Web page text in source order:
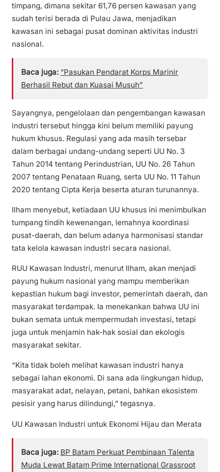
timpang, dimana sekitar 61,76 persen kawasan yang
sudah terisi berada di Pulau Jawa, menjadikan
kawasan ini sebagai pusat dominan aktivitas industri
nasional.
Baca juga: “Pasukan Pendarat Korps Marinir
Berhasil Rebut dan Kuasai Musuh”
Sayangnya, pengelolaan dan pengembangan kawasan
industri tersebut hingga kini belum memiliki payung
hukum khusus. Regulasi yang ada masih tersebar
dalam berbagai undang-undang seperti UU No. 3
Tahun 2014 tentang Perindustrian, UU No. 26 Tahun
2007 tentang Penataan Ruang, serta UU No. 11 Tahun
2020 tentang Cipta Kerja beserta aturan turunannya.
Ilham menyebut, ketiadaan UU khusus ini menimbulkan
tumpang tindih kewenangan, lemahnya koordinasi
pusat-daerah, dan belum adanya harmonisasi standar
tata kelola kawasan industri secara nasional.
RUU Kawasan Industri, menurut Ilham, akan menjadi
payung hukum nasional yang mampu memberikan
kepastian hukum bagi investor, pemerintah daerah, dan
masyarakat terdampak. Ia menekankan bahwa UU ini
bukan semata untuk mempermudah investasi, tetapi
juga untuk menjamin hak-hak sosial dan ekologis
masyarakat sekitar.
“Kita tidak boleh melihat kawasan industri hanya
sebagai lahan ekonomi. Di sana ada lingkungan hidup,
masyarakat adat, nelayan, petani, bahkan ekosistem
pesisir yang harus dilindungi,” tegasnya.
UU Kawasan Industri untuk Ekonomi Hijau dan Merata
Baca juga: BP Batam Perkuat Pembinaan Talenta
Muda Lewat Batam Prime International Grassroot